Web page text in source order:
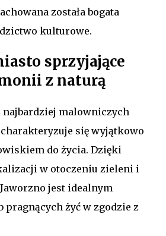
została bogata
kulturowe.
sprzyjające
z naturą
najbardziej malowniczych
się wyjątkowo
do życia. Dzięki
w otoczeniu zieleni i
jest idealnym
pragnących żyć w zgodzie z